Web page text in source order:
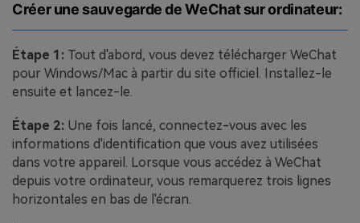
Créer une sauvegarde de WeChat sur ordinateur:
Étape 1: Tout d'abord, vous devez télécharger WeChat
pour Windows/Mac à partir du site officiel. Installez-le
ensuite et lancez-le.
Étape 2: Une fois lancé, connectez-vous avec les
informations d'identification que vous avez utilisées
dans votre appareil. Lorsque vous accédez à WeChat
depuis votre ordinateur, vous remarquerez trois lignes
horizontales en bas de l'écran.